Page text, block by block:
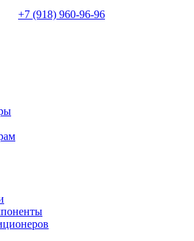
+7 (918) 960-96-96